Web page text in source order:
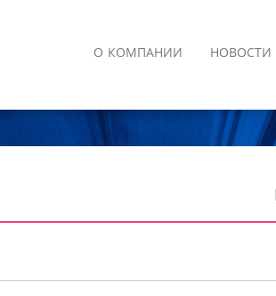
О КОМПАНИИ НОВОСТИ